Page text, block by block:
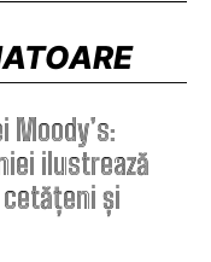
Moody’s:
ilustrează
și